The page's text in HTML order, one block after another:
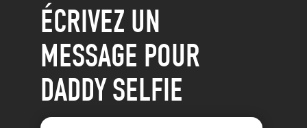
ÉCRIVEZ UN
MESSAGE POUR
DADDY SELFIE